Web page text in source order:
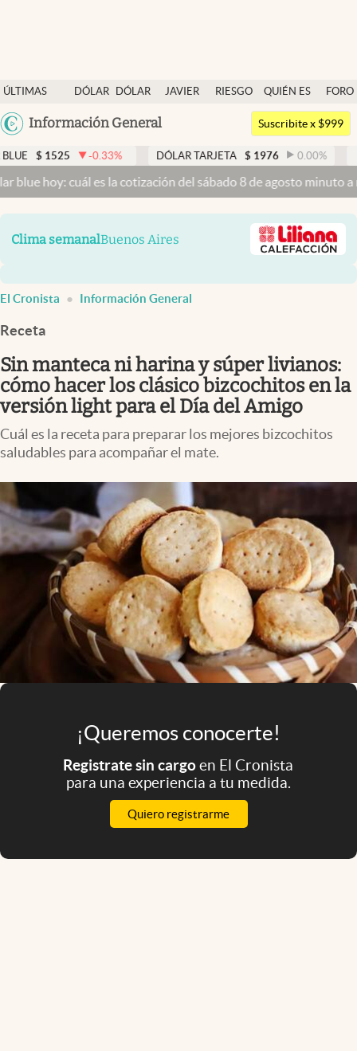
ÚLTIMAS
NOTICIAS
DÓLAR
DÓLAR
JAVIER
RIESGO
QUIÉN ES
QUIÉN
FORO
Argentina
México
Colombia
Uruguay
Información General
Dólar
Members
Economía y Política
Finanzas y Mercados
Mercados Online
Negocios
Otras secciones
Apertura
Infotechnology
Clase
Clima
Mundial 2026
Eventos Corporativos
El Cronista Studio
Mediakit
abre en nueva pestaña
Argentina
Suscribite x $999
-0.33% DÓLAR TARJETA $ 1976 0.00% DÓLAR MEP
es la cotización del sábado 8 de agosto minuto a minuto
Clima semanalBuenos Aires
El Cronista Información General
Receta
Sin manteca ni harina y súper livianos:
cómo hacer los clásico bizcochitos en la
versión light para el Día del Amigo
Cuál es la receta para preparar los mejores bizcochitos
saludables para acompañar el mate.
¡Queremos conocerte!
Registrate sin cargoen El Cronista
para una experiencia a tu medida.
Quiero registrarme